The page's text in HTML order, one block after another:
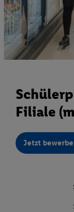
Filiale
Jetzt